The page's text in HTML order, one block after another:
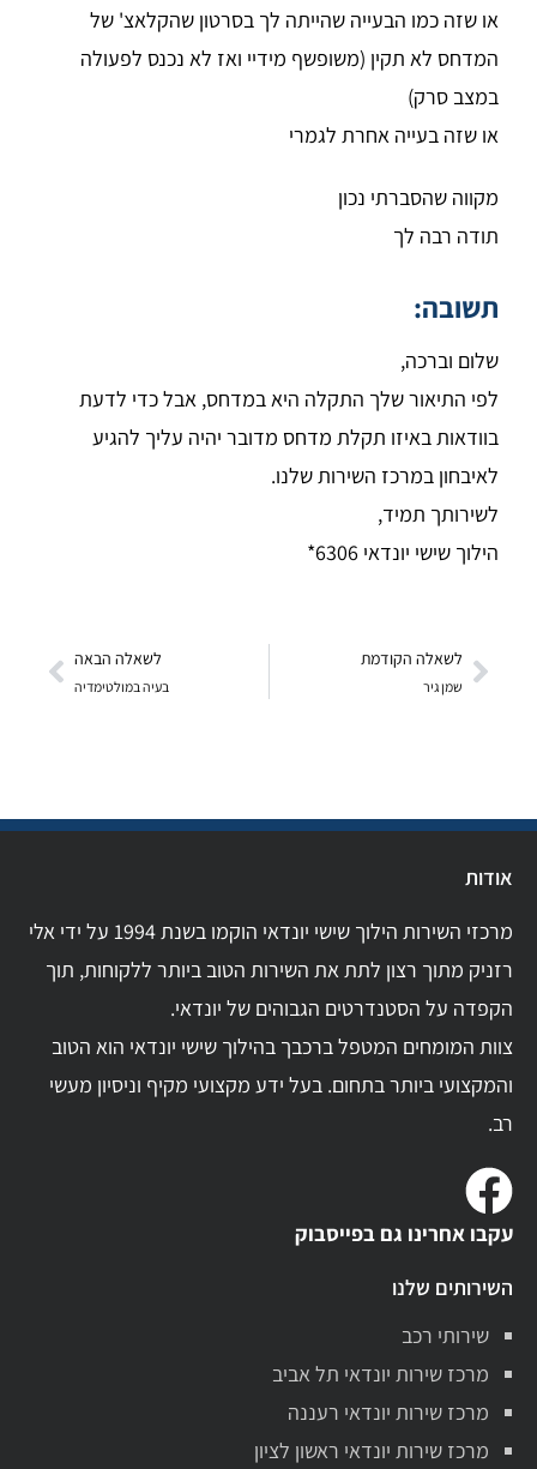
או שזה כמו הבעייה שהייתה לך בסרטון שהקלאצ' של
המדחס לא תקין (משופשף מידיי ואז לא נכנס לפעולה
במצב סרק)
או שזה בעייה אחרת לגמרי
מקווה שהסברתי נכון
תודה רבה לך
תשובה:
שלום וברכה,
לפי התיאור שלך התקלה היא במדחס, אבל כדי לדעת
בוודאות באיזו תקלת מדחס מדובר יהיה עליך להגיע
לאיבחון במרכז השירות שלנו.
לשירותך תמיד,
הילוך שישי יונדאי 6306*
לשאלה הקודמת
שמן גיר
לשאלה הבאה
בעיה במולטימדיה
אודות
מרכזי השירות הילוך שישי יונדאי הוקמו בשנת 1994 על ידי אלי
רזניק מתוך רצון לתת את השירות הטוב ביותר ללקוחות, תוך
הקפדה על הסטנדרטים הגבוהים של יונדאי.
צוות המומחים המטפל ברכבך בהילוך שישי יונדאי הוא הטוב
והמקצועי ביותר בתחום. בעל ידע מקצועי מקיף וניסיון מעשי
רב.
עקבו אחרינו גם בפייסבוק
השירותים שלנו
שירותי רכב
מרכז שירות יונדאי תל אביב
מרכז שירות יונדאי רעננה
מרכז שירות יונדאי ראשון לציון